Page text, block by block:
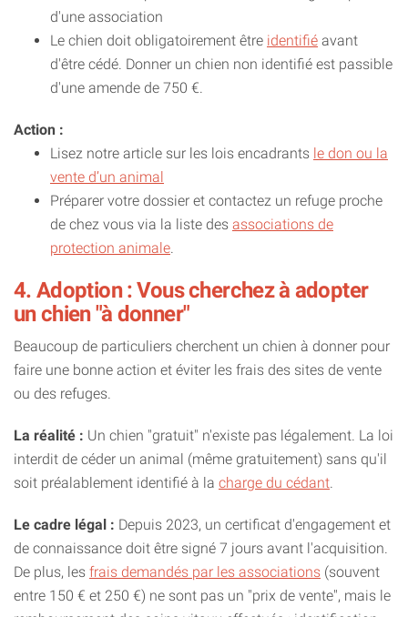
d'une association
Le chien doit obligatoirement être identifié avant
d'être cédé. Donner un chien non identifié est passible
d'une amende de 750 €.
Action :
Lisez notre article sur les lois encadrants le don ou la
vente d’un animal
Préparer votre dossier et contactez un refuge proche
de chez vous via la liste des associations de
protection animale
4. Adoption : Vous cherchez à adopter
un chien "à donner"
Beaucoup de particuliers cherchent un chien à donner pour
faire une bonne action et éviter les frais des sites de vente
ou des refuges.
La réalité : Un chien "gratuit" n'existe pas légalement. La loi
interdit de céder un animal (même gratuitement) sans qu'il
soit préalablement identifié à la charge du cédant
Le cadre légal : Depuis 2023, un certificat d'engagement et
de connaissance doit être signé 7 jours avant l'acquisition.
De plus, les frais demandés par les associations (souvent
entre 150 € et 250 €) ne sont pas un "prix de vente", mais le